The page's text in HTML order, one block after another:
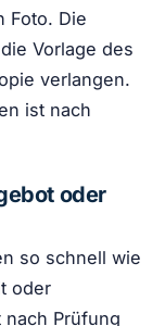
Foto. Die
Vorlage des
verlangen.
ist nach
oder
so schnell wie
oder
Prüfung